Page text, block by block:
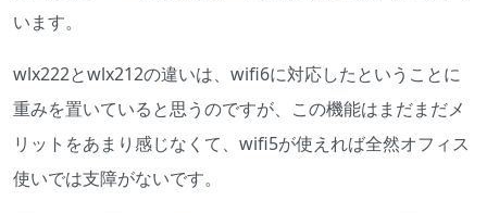
います。
wlx222とwlx212の違いは、 wifi6に対応したということに
重みを置いていると思うのですが、この機能はまだまだメ
リットをあまり感じなくて、 wifi5が使えれば全然オフィス
使いでは支障がないです。